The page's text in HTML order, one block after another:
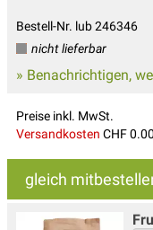
Bestell-Nr. lub 246346
nicht lieferbar
» Benachrichtigen,
Preise inkl. MwSt.
Versandkosten CHF 0.00
gleich